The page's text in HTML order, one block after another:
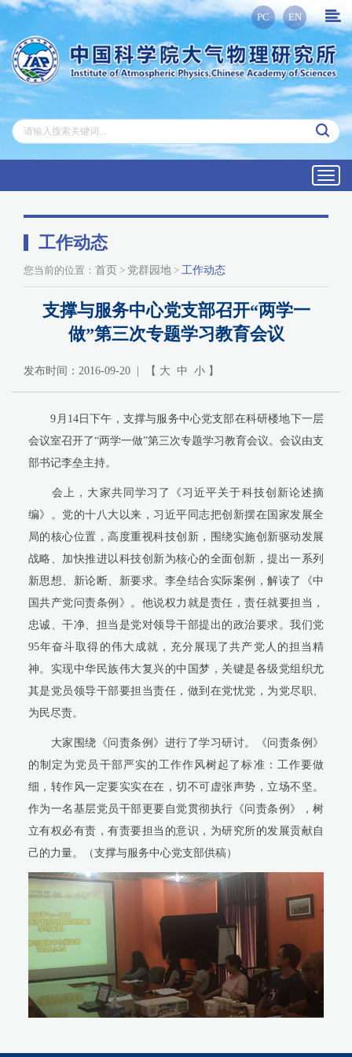
PC EN
工作动态
您当前的位置： 首页 > 党群园地 > 工作动态
支撑与服务中心党支部召开“两学一
做”第三次专题学习教育会议
发布时间：2016-09-20 | 【 大 中 小 】
9 月 14日下午，支撑与服务中心党支部在科研楼地下一层
会议室召开了“两学一做”第三次专题学习教育会议。会议由支
部书记李垒主持。
会上，大家共同学习了《习近平关于科技创新论述摘
编》。党的十八大以来，习近平同志把创新摆在国家发展全
局的核心位置，高度重视科技创新，围绕实施创新驱动发展
战略、加快推进以科技创新为核心的全面创新，提出一系列
新思想、新论断、新要求。李垒结合实际案例，解读了《中
国共产党问责条例》。他说权力就是责任，责任就要担当，
忠诚、干净、担当是党对领导干部提出的政治要求。我们党
95年奋斗取得的伟大成就，充分展现了共产党人的担当精
神。实现中华民族伟大复兴的中国梦，关键是各级党组织尤
其是党员领导干部要担当责任，做到在党忧党，为党尽职、
为民尽责。
大家围绕《问责条例》进行了学习研讨。《问责条例》
的制定为党员干部严实的工作作风树起了标准：工作要做
细，转作风一定要实实在在，切不可虚张声势，立场不坚。
作为一名基层党员干部更要自觉贯彻执行《问责条例》，树
立有权必有责，有责要担当的意识，为研究所的发展贡献自
己的力量。（支撑与服务中心党支部供稿）